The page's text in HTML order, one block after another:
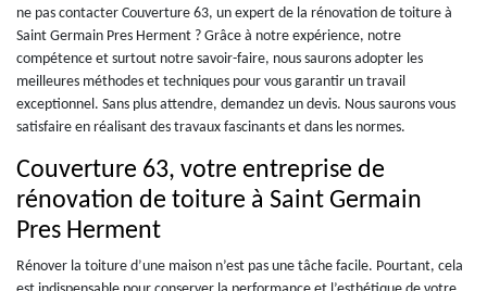
ne pas contacter Couverture 63, un expert de la rénovation de toiture à
Saint Germain Pres Herment ? Grâce à notre expérience, notre
compétence et surtout notre savoir-faire, nous saurons adopter les
meilleures méthodes et techniques pour vous garantir un travail
exceptionnel. Sans plus attendre, demandez un devis. Nous saurons vous
satisfaire en réalisant des travaux fascinants et dans les normes.
Couverture 63, votre entreprise de
rénovation de toiture à Saint Germain
Pres Herment
Rénover la toiture d’une maison n’est pas une tâche facile. Pourtant, cela